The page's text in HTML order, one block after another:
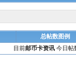
总帖数图例
目前邮币卡资讯今日帖